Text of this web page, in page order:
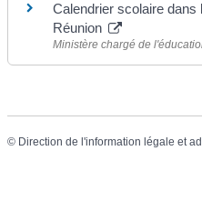
Calendrier scolaire dans
Réunion
Ministère chargé de
© Direction de l'information légale et